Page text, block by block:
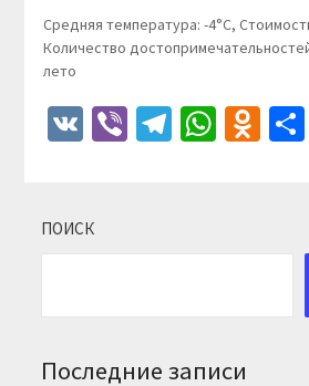
Средняя температура: -4°C,
Количество
лето
VKViberTelegram
ПОИСК
Последние записи